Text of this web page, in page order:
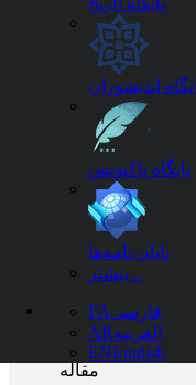
اندیشوران
پایگاه پاکنویس
پایان نامه‌ها
بیشتر...
FAفارسی
ARالعربیه
ENEnglish
در شهر تهران
مقاله
ابراهیمی، اسماعیل
بهینه ساختمان
CosineTehran city
دانلود چکیده
مقاله